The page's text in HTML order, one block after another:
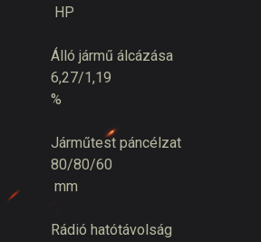
HP
Álló jármű álcázása
6,27/1,19
%
Járműtest páncélzat
80/80/60
mm
Rádió hatótávolság